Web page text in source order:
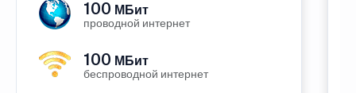
100 МБит
проводной интернет
100 МБит
беспроводной интернет